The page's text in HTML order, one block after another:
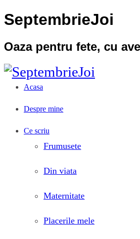
SeptembrieJoi
Oaza pentru fete, cu
Acasa
Despre mine
Ce scriu
Frumusete
Din viata
Maternitate
Placerile mele